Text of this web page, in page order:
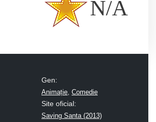
N/A
Gen:
Animație Comedie
Site oficial:
Saving Santa (2013)